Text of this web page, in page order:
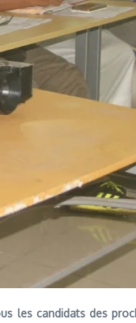
les candidats des